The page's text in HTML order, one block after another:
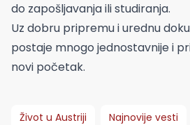
do zapošljavanja ili studiranja.
Uz dobru pripremu i urednu
postaje mnogo jednostavnije i
novi početak.
Život u Austriji Najnovije vesti